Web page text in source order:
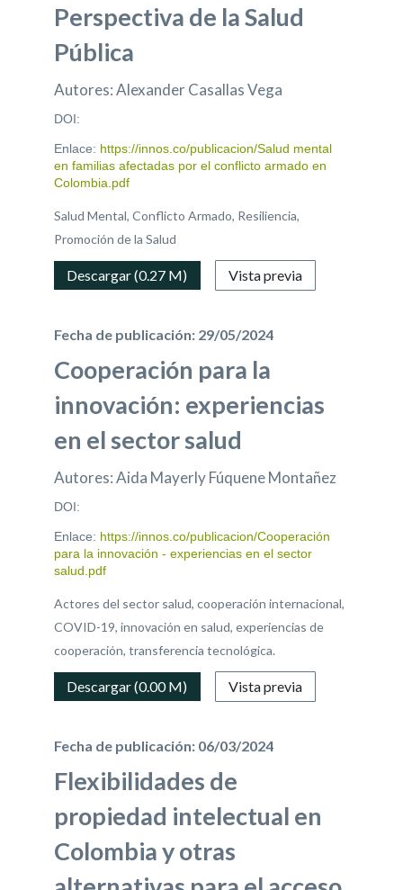
Perspectiva de la Salud
Pública
Autores: Alexander Casallas Vega
DOI:
Enlace: https://innos.co/publicacion/Salud mental
en familias afectadas por el conflicto armado en
Colombia.pdf
Salud Mental, Conflicto Armado, Resiliencia,
Promoción de la Salud
Descargar (0.27 M) Vista previa
Fecha de publicación: 29/05/2024
Cooperación para la
innovación: experiencias
en el sector salud
Autores: Aida Mayerly Fúquene Montañez
DOI:
Enlace: https://innos.co/publicacion/Cooperación
para la innovación - experiencias en el sector
salud.pdf
Actores del sector salud, cooperación internacional,
COVID-19, innovación en salud, experiencias de
cooperación, transferencia tecnológica.
Descargar (0.00 M) Vista previa
Fecha de publicación: 06/03/2024
Flexibilidades de
propiedad intelectual en
Colombia y otras